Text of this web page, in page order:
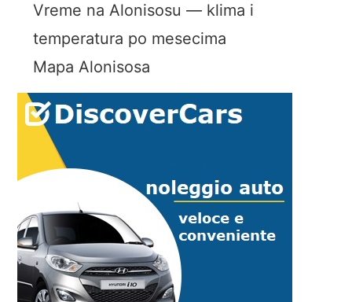
Vreme na Alonisosu — klima i
temperatura po mesecima
Mapa Alonisosa